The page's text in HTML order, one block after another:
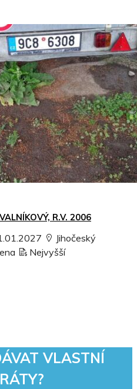
R.V. 2006
Jihočeský
Nejvyšší
VLASTNÍ